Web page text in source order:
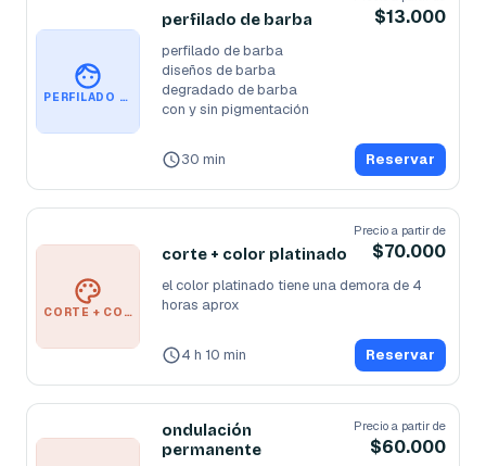
PERFILADO DE BARBA
perfilado de barba $13.000
perfilado de barba
diseños de barba
degradado de barba
con y sin pigmentación
30 min Reservar
CORTE + COLOR PLATINADO
corte + color platinado
Precio a partir de
$70.000
el color platinado tiene una demora de 4
4 h 10 min Reservar
ondulación
permanente
Precio a partir de
$60.000